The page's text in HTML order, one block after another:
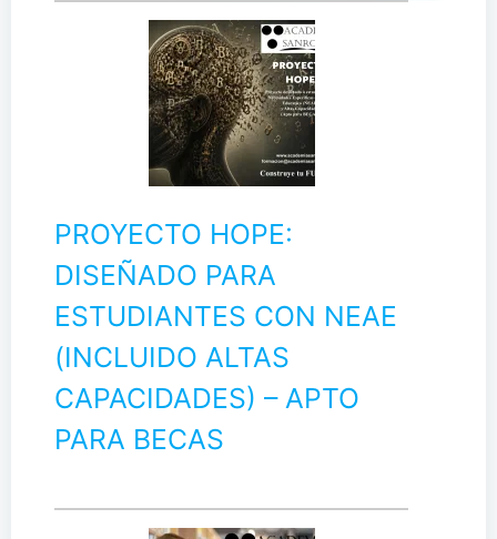
PROYECTO HOPE:
DISEÑADO PARA
ESTUDIANTES CON NEAE
(INCLUIDO ALTAS
CAPACIDADES) – APTO
PARA BECAS